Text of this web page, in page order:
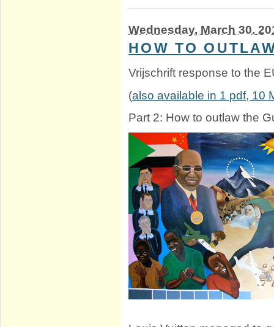
Wednesday, March 30.
HOW TO
Vrijschrift response to the
(also available in 1 pdf, 10
Part 2: How to outlaw the